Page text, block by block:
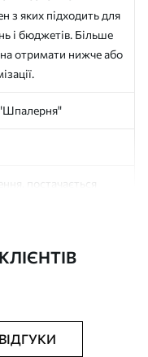
з яких підходить для
і бюджетів. Більше
отримати нижче або
"Шпалерня"
постачається